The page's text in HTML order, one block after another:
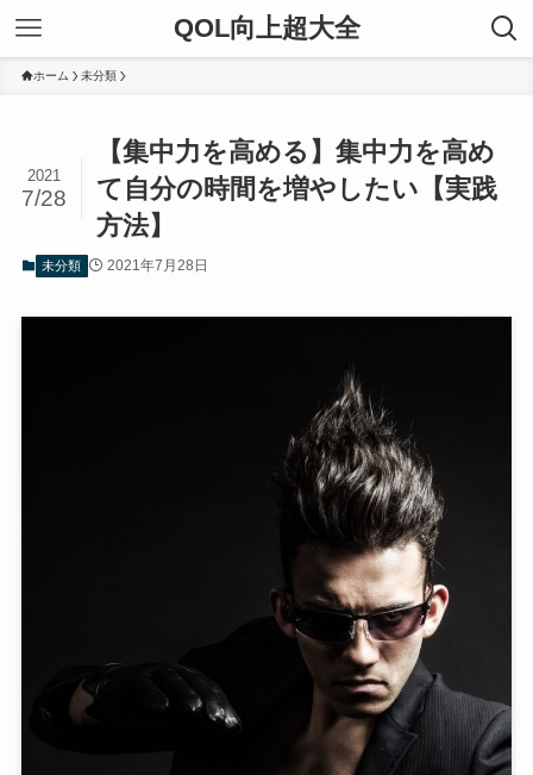
QOL向上超大全
ホーム 未分類
【集中力を高める】集中力を高め
て自分の時間を増やしたい【実践
方法】
2021
7/28
未分類 2021年7月28日